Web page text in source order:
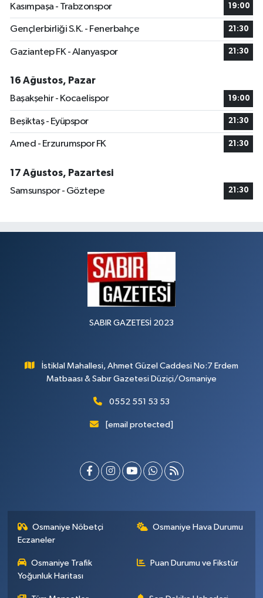
Kasımpaşa - Trabzonspor 19:00
Gençlerbirliği S.K. - Fenerbahçe 21:30
Gaziantep FK - Alanyaspor 21:30
16 Ağustos, Pazar
Başakşehir - Kocaelispor
19:00
Beşiktaş - Eyüpspor 21:30
Amed - Erzurumspor FK 21:30
17 Ağustos, Pazartesi
Samsunspor - Göztepe
21:30
SABIR GAZETESİ 2023
İstiklal Mahallesi, Ahmet Güzel Caddesi No:7 Erdem
Matbaası & Sabır Gazetesi Düziçi/Osmaniye
0552 551 53 53
[email protected]
Osmaniye Nöbetçi
Eczaneler
Osmaniye Hava Durumu
Osmaniye Trafik
Yoğunluk Haritası
Puan Durumu ve Fikstür